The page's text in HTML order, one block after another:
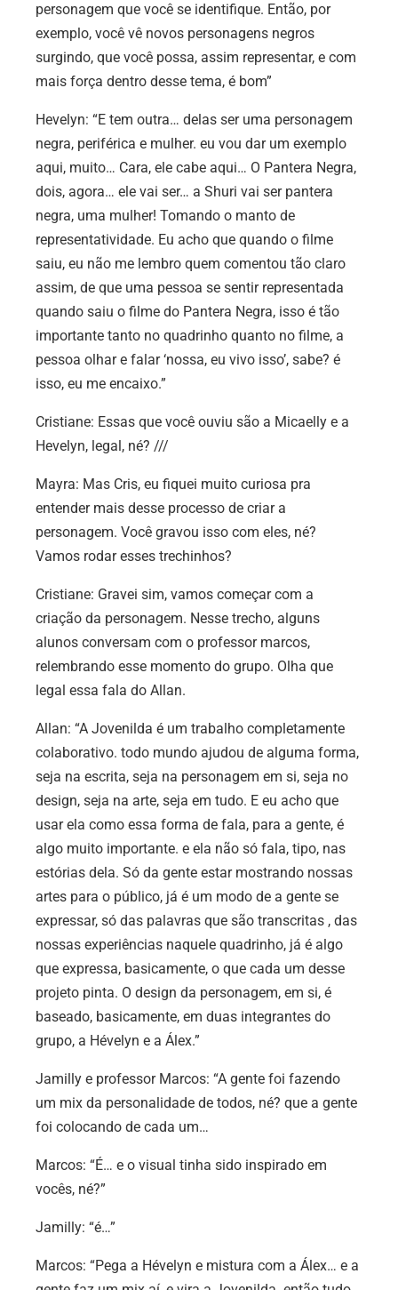
personagem que você se identifique. Então, por
exemplo, você vê novos personagens negros
surgindo, que você possa, assim representar, e com
mais força dentro desse tema, é bom”
Hevelyn: “E tem outra… delas ser uma personagem
negra, periférica e mulher. eu vou dar um exemplo
aqui, muito… Cara, ele cabe aqui… O Pantera Negra,
dois, agora… ele vai ser… a Shuri vai ser pantera
negra, uma mulher! Tomando o manto de
representatividade. Eu acho que quando o filme
saiu, eu não me lembro quem comentou tão claro
assim, de que uma pessoa se sentir representada
quando saiu o filme do Pantera Negra, isso é tão
importante tanto no quadrinho quanto no filme, a
pessoa olhar e falar ‘nossa, eu vivo isso’, sabe? é
isso, eu me encaixo.”
Cristiane: Essas que você ouviu são a Micaelly e a
Hevelyn, legal, né? ///
Mayra: Mas Cris, eu fiquei muito curiosa pra
entender mais desse processo de criar a
personagem. Você gravou isso com eles, né?
Vamos rodar esses trechinhos?
Cristiane: Gravei sim, vamos começar com a
criação da personagem. Nesse trecho, alguns
alunos conversam com o professor marcos,
relembrando esse momento do grupo. Olha que
legal essa fala do Allan.
Allan: “A Jovenilda é um trabalho completamente
colaborativo. todo mundo ajudou de alguma forma,
seja na escrita, seja na personagem em si, seja no
design, seja na arte, seja em tudo. E eu acho que
usar ela como essa forma de fala, para a gente, é
algo muito importante. e ela não só fala, tipo, nas
estórias dela. Só da gente estar mostrando nossas
artes para o público, já é um modo de a gente se
expressar, só das palavras que são transcritas , das
nossas experiências naquele quadrinho, já é algo
que expressa, basicamente, o que cada um desse
projeto pinta. O design da personagem, em si, é
baseado, basicamente, em duas integrantes do
grupo, a Hévelyn e a Álex.”
Jamilly e professor Marcos: “A gente foi fazendo
um mix da personalidade de todos, né? que a gente
foi colocando de cada um…
Marcos: “É… e o visual tinha sido inspirado em
vocês, né?”
Jamilly: “é…”
Marcos: “Pega a Hévelyn e mistura com a Álex… e a